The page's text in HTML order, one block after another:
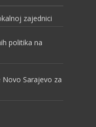
zajednici
politika na
Novo Sarajevo za